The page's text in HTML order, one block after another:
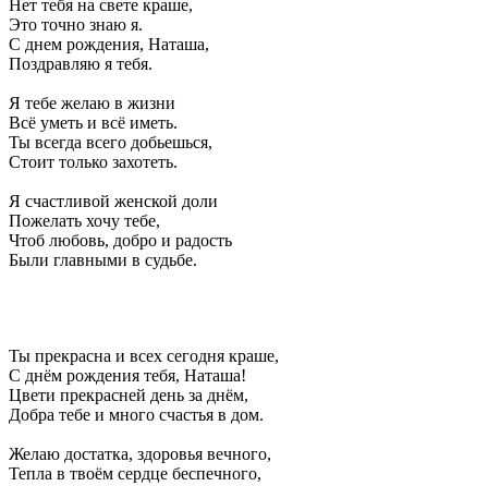
Нет тебя на свете краше,
Это точно знаю я.
С днем рождения, Наташа,
Поздравляю я тебя.
Я тебе желаю в жизни
Всё уметь и всё иметь.
Ты всегда всего добьешься,
Стоит только захотеть.
Я счастливой женской доли
Пожелать хочу тебе,
Чтоб любовь, добро и радость
Были главными в судьбе.
Ты прекрасна и всех сегодня краше,
С днём рождения тебя, Наташа!
Цвети прекрасней день за днём,
Добра тебе и много счастья в дом.
Желаю достатка, здоровья вечного,
Тепла в твоём сердце беспечного,